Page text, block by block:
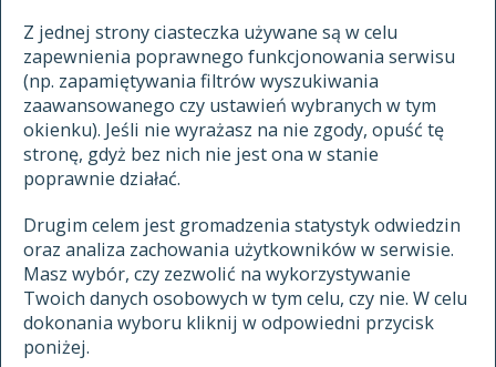
Z jednej strony ciasteczka używane są w celu
zapewnienia poprawnego funkcjonowania serwisu
(np. zapamiętywania filtrów wyszukiwania
zaawansowanego czy ustawień wybranych w tym
okienku). Jeśli nie wyrażasz na nie zgody, opuść tę
stronę, gdyż bez nich nie jest ona w stanie
poprawnie działać.
Drugim celem jest gromadzenia statystyk odwiedzin
oraz analiza zachowania użytkowników w serwisie.
Masz wybór, czy zezwolić na wykorzystywanie
Twoich danych osobowych w tym celu, czy nie. W celu
dokonania wyboru kliknij w odpowiedni przycisk
poniżej.
autorzy tekstów źródłowych
zasady opracowania
statystyki
najnowsze hasła
ostatnio zmodyfikowane hasła
materiały archiwalne
cytowanie
kontakt
XVII I XVIII WIEKU
znajdź hasła
zaczynające się od